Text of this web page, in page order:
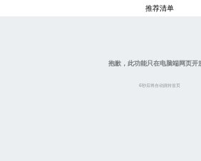
推荐清单
抱歉，此功能只在电脑端网页开
6秒后将自动跳转首页